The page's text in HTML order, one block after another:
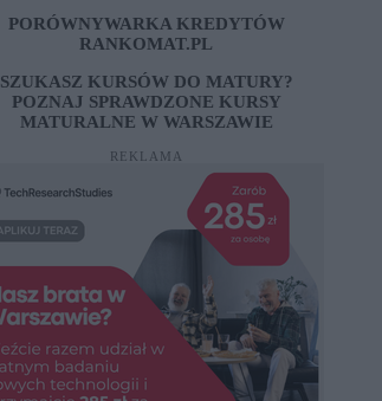
PORÓWNYWARKA KREDYTÓW
RANKOMAT.PL
SZUKASZ KURSÓW DO MATURY?
POZNAJ SPRAWDZONE KURSY
MATURALNE W WARSZAWIE
REKLAMA